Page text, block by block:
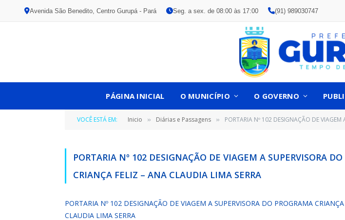
Avenida São Benedito, Centro Gurupá - Pará Seg. a sex. de 08:00 às 17:00 (91) 989030747
PÁGINA INICIAL O MUNICÍPIO O GOVERNO
VOCÊ ESTÁ EM: Inicio » Diárias e Passagens » PORTARIA Nº 102 DESIGNAÇÃO DE
PORTARIA Nº 102 DESIGNAÇÃO DE VIAGEM A SUPERVISORA
CRIANÇA FELIZ – ANA CLAUDIA LIMA SERRA
PORTARIA Nº 102 DESIGNAÇÃO DE VIAGEM A SUPERVISORA DO PROGRAMA
CLAUDIA LIMA SERRA